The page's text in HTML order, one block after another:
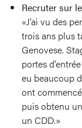
Recruter sur
«J’ai vu des
trois ans plus
Genovese.
portes
eu beaucoup
ont
puis obtenu
un CDD.»